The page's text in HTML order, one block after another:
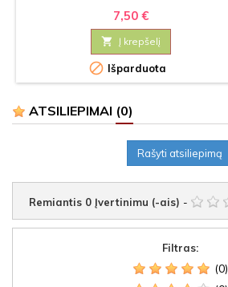
7,50 €
 Į krepšelį
 Išparduota
ATSILIEPIMAI (0)
Rašyti atsiliepimą
Remiantis 0 Įvertinimu (-ais) -
Filtras:
(0)